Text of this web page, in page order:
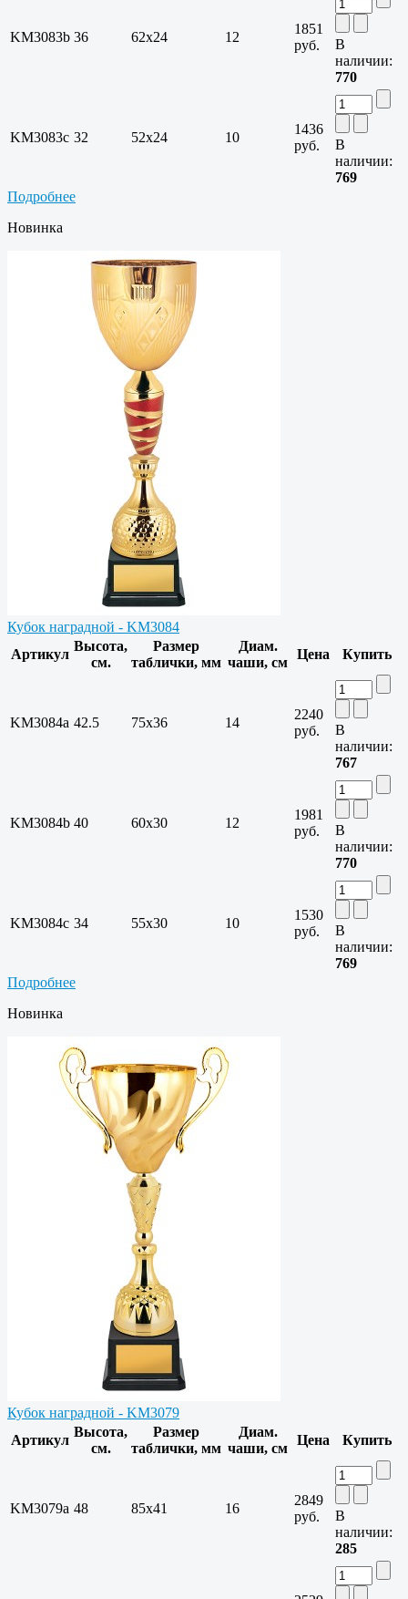
KM3083b 36 62х24 12
1851
руб.
В
наличии:
770
KM3083c 32 52х24 10
1436
руб.
В
наличии:
769
Подробнее
Новинка
Кубок наградной - KM3084
Артикул
Высота,
см.
Размер
таблички, мм
Диам.
чаши, см
Цена Купить
KM3084a 42.5 75х36 14
2240
руб.
В
наличии:
767
KM3084b 40 60х30 12
1981
руб.
В
наличии:
770
KM3084c 34 55х30 10
1530
руб.
В
наличии:
769
Подробнее
Новинка
Кубок наградной - KM3079
Артикул
Высота,
см.
Размер
таблички, мм
Диам.
чаши, см
Цена Купить
KM3079a 48 85х41 16
2849
руб.
В
наличии:
285